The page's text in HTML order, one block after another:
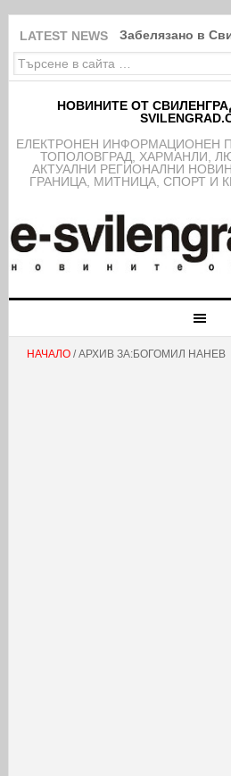
LATEST NEWS Забелязано в
НОВИНИТЕ ОТ
EЛЕКТРОНЕН ИНФОРМАЦИОНЕН
ТОПОЛОВГРАД, ХАРМАНЛИ,
АКТУАЛНИ РЕГИОНАЛНИ
ГРАНИЦА, МИТНИЦА, СПОРТ И
НАЧАЛО/ АРХИВ ЗА:БОГОМИЛ НАНЕВ